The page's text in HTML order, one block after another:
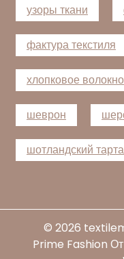
узоры ткани
фактура текстиля
хлопковое волокно
шеврон
шотландский
© 2026
Prime Fashion От